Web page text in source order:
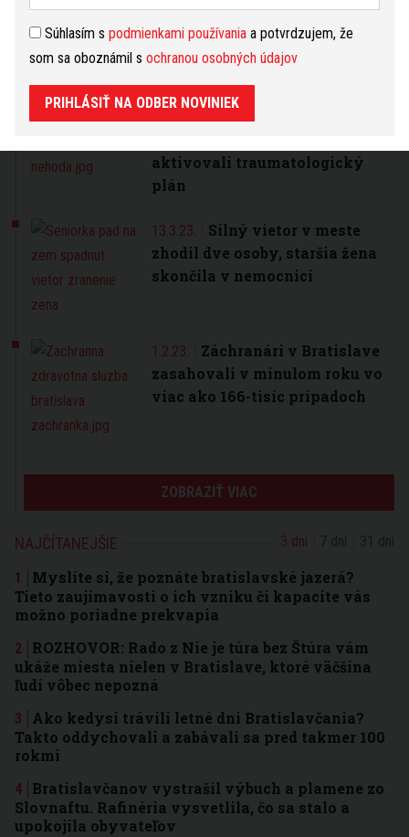
má prvé zo štyroch sanitiek
16.5.23.
Po hromadnej nehode
aktivovali traumatologický
plán
13.3.23.
Silný vietor v meste
zhodil dve osoby, staršia žena
skončila v nemocnici
1.2.23.
Záchranári v Bratislave
zasahovali v minulom roku vo
viac ako 166-tisíc prípadoch
ZOBRAZIŤ VIAC
NAJČÍTANEJŠIE 3 dni
Myslíte si, že poznáte bratislavské jazerá?
Tieto zaujímavosti o ich vzniku či kapacite vás
možno poriadne prekvapia
ROZHOVOR: Rado z Nie je túra bez Štúra vám
ukáže miesta nielen v Bratislave, ktoré väčšina
ľudí vôbec nepozná
Ako kedysi trávili letné dni Bratislavčania?
Takto oddychovali a zabávali sa pred takmer 100
rokmi
Bratislavčanov vystrašil výbuch a plamene zo
Slovnaftu. Rafinéria vysvetlila, čo sa stalo a
upokojila obyvateľov
Súhlasím s podmienkami používania a potvrdzujem, že
som sa oboznámil s ochranou osobných údajov
PRIHLÁSIŤ NA ODBER NOVINIEK